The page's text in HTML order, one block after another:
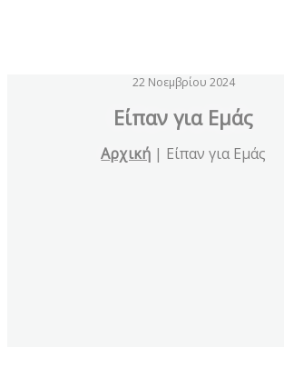
22 Νοεμβρίου 2024
Eίπαν για Εμάς
Αρχική | Eίπαν για Εμάς